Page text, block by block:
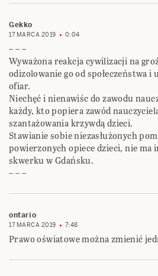
Gekko
17 MARCA 2019 0:04
– – –
Wyważona reakcja cywilizacji na
odizolowanie go od społeczeństwa i
ofiar.
Niechęć i nienawiśc do zawodu
każdy, kto popiera zawód
szantażowania krzywdą dzieci.
Stawianie sobie niezasłużonych
powierzonych opiece dzieci, nie ma
skwerku w Gdańsku.
– – –
ontario
17 MARCA 2019 7:48
Prawo oświatowe można zmienić